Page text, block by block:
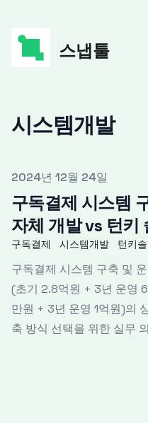
스냅툴
시스템개발
Published on
2024년 12월 24일
구독결제 시스템
자체 개발 vs 턴키
구독결제 시스템개발 턴키
구독결제 시스템 구축 및
(초기 2.8억원 + 3년 운영
만원 + 3년 운영 1억원)의
축 방식 선택을 위한 실무